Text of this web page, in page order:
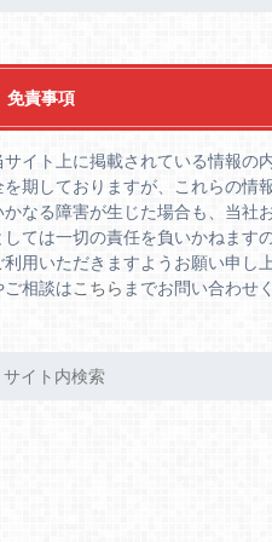
免責事項
サイト上に掲載されている情報の
を期しておりますが、これらの情
かなる障害が生じた場合も、当社
しては一切の責任を負いかねます
利用いただきますようお願い申し
ご相談はこちら までお問い合わせ